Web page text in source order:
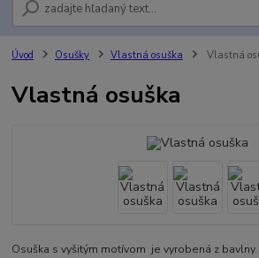
Úvod Osušky Vlastná osuška Vlastná
Vlastná osuška
Osuška s vyšitým motívom je vyrobená z bavlny.